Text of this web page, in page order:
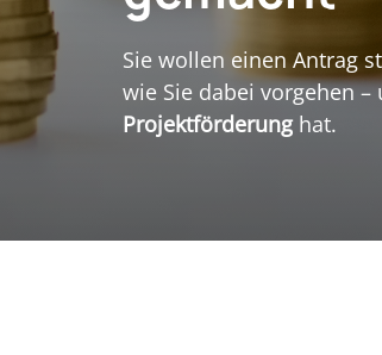
Sie wollen einen Antrag
wie Sie dabei vorgehen
Projektförderunghat.